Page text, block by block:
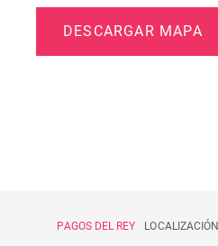
DESCARGAR MAPA
PAGOS DEL REY LOCALIZACIÓN